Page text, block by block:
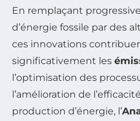
En remplaçant
d’énergie fossile par des
ces innovations
significativement les
l’optimisation des
l’amélioration de
production d’énergie, l’